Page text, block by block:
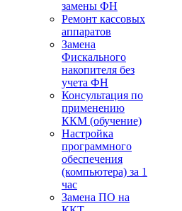
замены ФН
Ремонт кассовых
аппаратов
Замена
Фискального
накопителя без
учета ФН
Консультация по
применению
ККМ (обучение)
Настройка
программного
обеспечения
(компьютера) за 1
час
Замена ПО на